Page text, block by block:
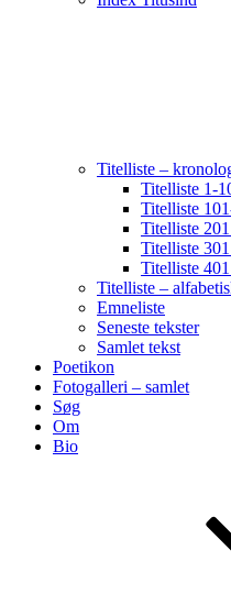
Titelliste –
Titelliste 1-
Titelliste
Titelliste
Titelliste
Titelliste
Titelliste –
Emneliste
Seneste tekster
Samlet tekst
Poetikon
Fotogalleri – samlet
Søg
Om
Bio